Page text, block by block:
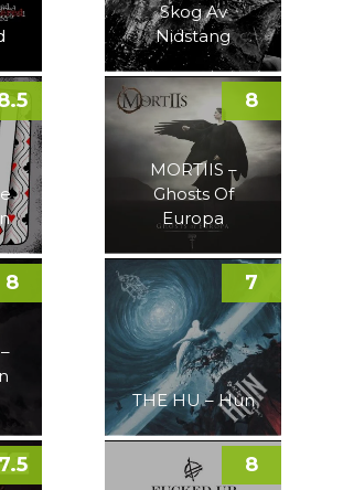
Skog Av
Nidstang
MORTIIS –
Ghosts Of
Europa
8
8
THE HU – Hun
7
7.5 8